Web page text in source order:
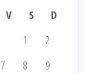
V S
D
1
2
7 8
9